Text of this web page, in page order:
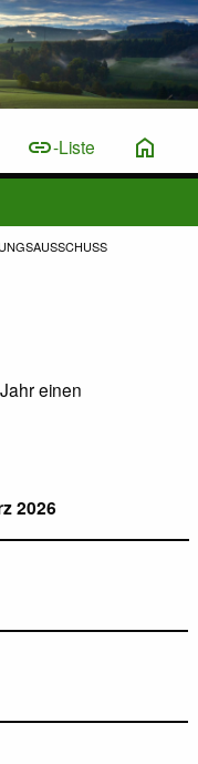
link-Liste home
einen
2026